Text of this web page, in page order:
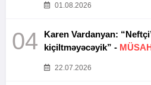
01.08.2026
04
Karen Vardanyan:
kiçiltməyəcəyik” -
22.07.2026